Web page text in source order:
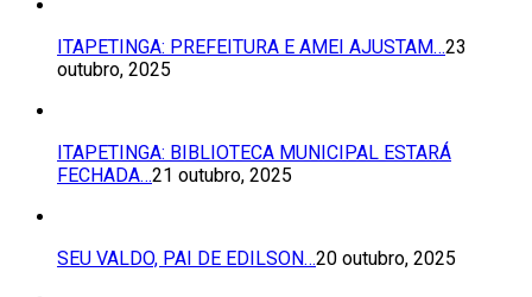
ITAPETINGA: PREFEITURA E AMEI AJUSTAM…23
outubro, 2025
ITAPETINGA: BIBLIOTECA MUNICIPAL ESTARÁ
FECHADA…21 outubro, 2025
SEU VALDO, PAI DE EDILSON…20 outubro, 2025